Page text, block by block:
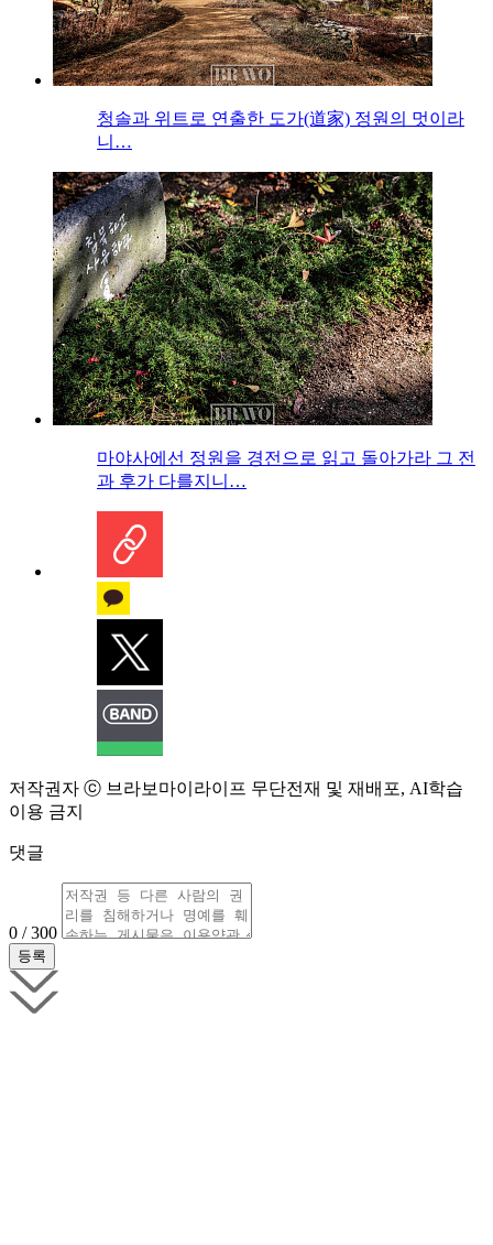
청솔과 위트로 연출한 도가(道家) 정원의 멋이라
니…
마야사에선 정원을 경전으로 읽고 돌아가라 그 전
과 후가 다를지니…
저작권자 ⓒ 브라보마이라이프 무단전재 및 재배포, AI학습
이용 금지
댓글
0 / 300